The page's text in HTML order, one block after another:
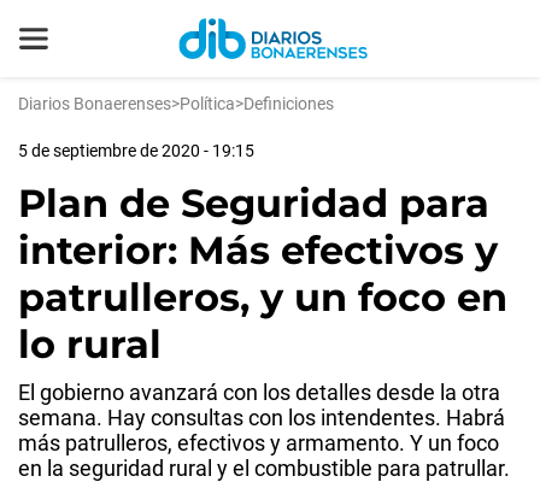
Diarios Bonaerenses>Política>Definiciones
5 de septiembre de 2020 - 19:15
Plan de Seguridad para
interior: Más efectivos y
patrulleros, y un foco en
lo rural
El gobierno avanzará con los detalles desde la otra
semana. Hay consultas con los intendentes. Habrá
más patrulleros, efectivos y armamento. Y un foco
en la seguridad rural y el combustible para patrullar.